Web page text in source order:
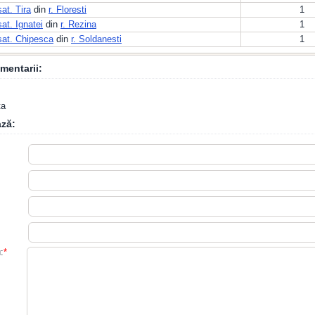
Tiradin r. Floresti
1
Ignatei din r. Rezina
1
Chipescadin r. Soldanesti 1
*